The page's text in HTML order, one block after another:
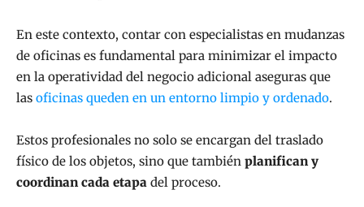
En este contexto, contar con especialistas en mudanzas
de oficinas es fundamental para minimizar el impacto
en la operatividad del negocio adicional aseguras que
las oficinas queden en un entorno limpio y ordenado.
Estos profesionales no solo se encargan del traslado
físico de los objetos, sino que también planifican y
coordinan cada etapa del proceso.